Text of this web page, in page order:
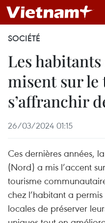
SOCIÉTÉ
Les
misent sur
s’affranchir
26/03/2024 01:15
Ces dernières années,
(Nord) a mis l’accent
tourisme
chez l’habitant a
locales de préserver